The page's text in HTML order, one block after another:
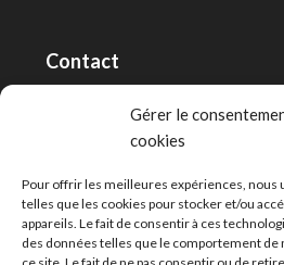
Gérer le
cookies
Pour offrir les meilleures expériences, nous
telles que les cookies pour stocker et/ou
appareils. Le fait de consentir à ces
des données telles que le comportement de
Contact
RT Capital First SA/Ltd
info@capitalfirst.ch